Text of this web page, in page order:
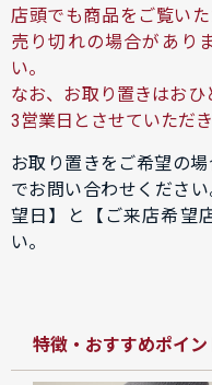
店頭でも商品をご覧い
売り切れの場合があり
い。
なお、お取り置きはお
3営業日とさせていただき
お取り置きをご希望の
でお問い合わせくださ
望日】と【ご来店希望
い。
特徴・おすすめポイン